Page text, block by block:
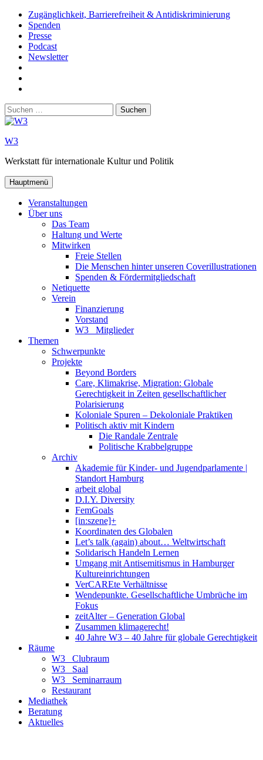
Zum
Inhalt
springen
Zugänglichkeit, Barrierefreiheit & Antidiskriminierung
Spenden
Presse
Podcast
Newsletter
Youtube
Suchen
nach:
W3
Werkstatt für internationale Kultur und Politik
Hauptmenü
Veranstaltungen
Über uns
Das Team
Haltung und Werte
Mitwirken
Freie Stellen
Die Menschen hinter unseren Coverillustrationen
Spenden & Fördermitgliedschaft
Netiquette
Verein
Finanzierung
Vorstand
W3_ Mitglieder
Themen
Schwerpunkte
Projekte
Beyond Borders
Care, Klimakrise, Migration: Globale
Gerechtigkeit in Zeiten gesellschaftlicher
Polarisierung
Koloniale Spuren – Dekoloniale Praktiken
Politisch aktiv mit Kindern
Die Randale Zentrale
Politische Krabbelgruppe
Archiv
Akademie für Kinder- und Jugendparlamente |
Standort Hamburg
arbeit global
D.I.Y. Diversity
FemGoals
[in:szene]+
Koordinaten des Globalen
Let’s talk (again) about… Weltwirtschaft
Solidarisch Handeln Lernen
Umgang mit Antisemitismus in Hamburger
Kultureinrichtungen
VerCAREte Verhältnisse
Wendepunkte. Gesellschaftliche Umbrüche im
Fokus
zeitAlter – Generation Global
Zusammen klimagerecht!
40 Jahre W3 – 40 Jahre für globale Gerechtigkeit
Räume
W3_ Clubraum
W3_ Saal
W3_ Seminarraum
Restaurant
Mediathek
Beratung
Aktuelles